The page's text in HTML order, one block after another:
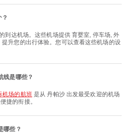
到达机场。这些机场提供 育婴室, 停车场, 外
升您的出行体验。您可以查看这些机场的设
线是哪些？
机场的航班是从 丹帕沙 出发最受欢迎的机场
捷的衔接。
哪些？